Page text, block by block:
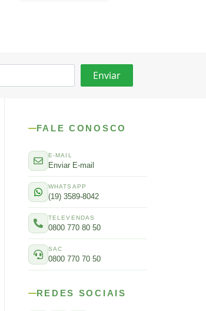
FALE CONOSCO
E-MAIL
Enviar E-mail
WHATSAPP
(19) 3589-8042
TELEVENDAS
0800 770 80 50
SAC
0800 770 70 50
REDES SOCIAIS